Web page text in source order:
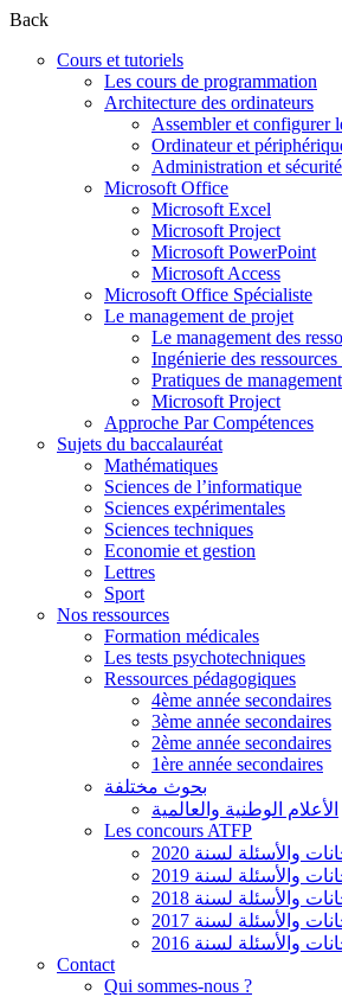
Back
Cours et tutoriels
Les cours de programmation
Architecture des ordinateurs
Assembler et configurer
Ordinateur et
Administration et
Microsoft Office
Microsoft Excel
Microsoft Project
Microsoft PowerPoint
Microsoft Access
Microsoft Office Spécialiste
Le management de projet
Le management des
Ingénierie des
Pratiques de
Microsoft Project
Approche Par Compétences
Sujets du baccalauréat
Mathématiques
Sciences de l’informatique
Sciences expérimentales
Sciences techniques
Economie et gestion
Lettres
Sport
Nos ressources
Formation médicales
Les tests psychotechniques
Ressources pédagogiques
4ème année secondaires
3ème année secondaires
2ème année secondaires
1ère année secondaires
بحوث مختلفة
الأعلام الوطنية والعالمية
Les concours ATFP
والأسئلة لسنة 2020
والأسئلة لسنة 2019
والأسئلة لسنة 2018
والأسئلة لسنة 2017
والأسئلة لسنة 2016
Contact
Qui sommes-nous ?